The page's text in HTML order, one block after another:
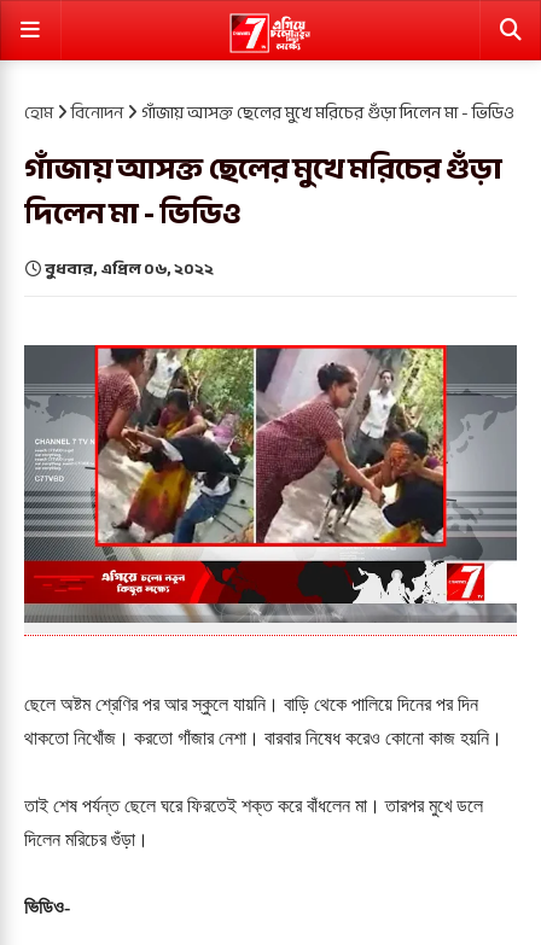
হোম বিনোদন গাঁজায় আসক্ত ছেলের মুখে মরিচের গুঁড়া দিলেন মা - ভিডিও
গাঁজায় আসক্ত ছেলের মুখে মরিচের গুঁড়া
দিলেন মা - ভিডিও
বুধবার, এপ্রিল ০৬, ২০২২
ছেলে অষ্টম শ্রেণির পর আর স্কুলে যায়নি। বাড়ি থেকে পালিয়ে দিনের পর দিন
থাকতো নিখোঁজ। করতো গাঁজার নেশা। বারবার নিষেধ করেও কোনো কাজ হয়নি।
তাই শেষ পর্যন্ত ছেলে ঘরে ফিরতেই শক্ত করে বাঁধলেন মা। তারপর মুখে ডলে
দিলেন মরিচের গুঁড়া।
ভিডিও-